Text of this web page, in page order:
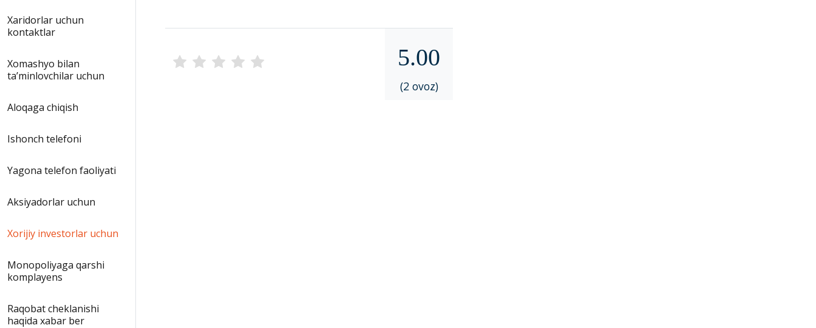
Xaridorlar uchun
kontaktlar
Xomashyo bilan
taʼminlovchilar uchun
Aloqaga chiqish
Ishonch telefoni
Yagona telefon faoliyati
Aksiyadorlar uchun
Xorijiy investorlar uchun
Monopoliyaga qarshi
komplayens
Raqobat cheklanishi
haqida xabar ber
5.00
(2 ovoz)